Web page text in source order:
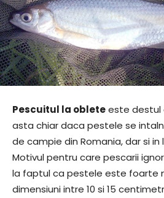
Pescuitul la obleteeste destul
asta chiar daca pestele se
de campie din Romania, dar si in
Motivul pentru care pescarii
la faptul ca pestele este foarte
dimensiuni intre 10 si 15